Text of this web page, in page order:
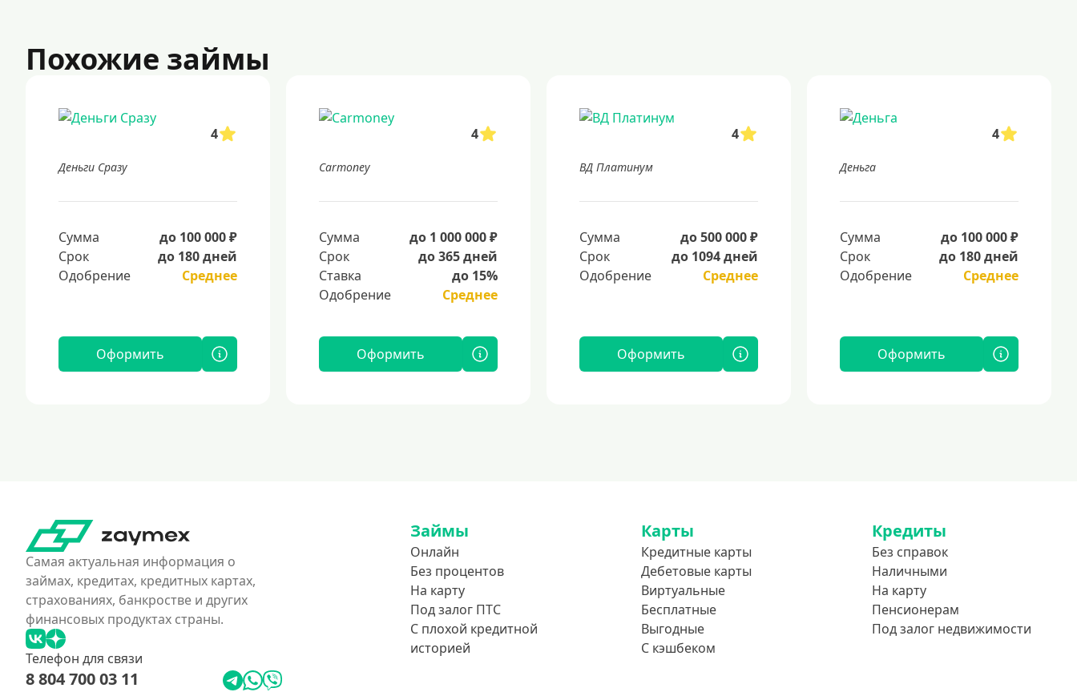
Похожие займы
4
Деньги Сразу
Сумма
до 100 000 ₽
Срок
до 180 дней
Одобрение
Среднее
Оформить
4
Carmoney
Сумма
до 1 000 000 ₽
Срок
до 365 дней
Ставка
до 15%
Одобрение
Среднее
Оформить
4
ВД Платинум
Сумма
до 500 000 ₽
Срок
до 1094 дней
Одобрение
Среднее
Оформить
4
Деньга
Сумма
до 100 000 ₽
Срок
до 180 дней
Одобрение
Среднее
Оформить
Самая актуальная информация о
займах, кредитах, кредитных картах,
страхованиях, банкростве и других
финансовых продуктах страны.
Телефон для связи
8 804 700 03 11
Займы
Онлайн
Без процентов
На карту
Под залог ПТС
С плохой кредитной
историей
Карты
Кредитные карты
Дебетовые карты
Виртуальные
Бесплатные
Выгодные
С кэшбеком
Кредиты
Без справок
Наличными
На карту
Пенсионерам
Под залог недвижимости